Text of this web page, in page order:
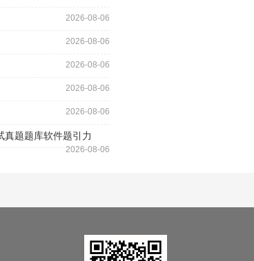
2026-08-06
2026-08-06
2026-08-06
2026-08-06
2026-08-06
题题库软件题引力
2026-08-06